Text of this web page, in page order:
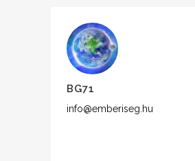
BG71
info@emberiseg.hu